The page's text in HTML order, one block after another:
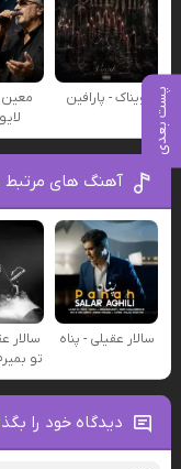
پست بعدی ویناک - پارافین
آهنگ های مرتبط
سالار عقیلی - پناه
سالار
تو
دیدگاه خود را